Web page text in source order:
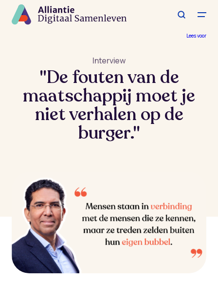
hoofdinhoud
Lees voor
Interview
"De fouten van de
maatschappij moet je
niet verhalen op de
burger."